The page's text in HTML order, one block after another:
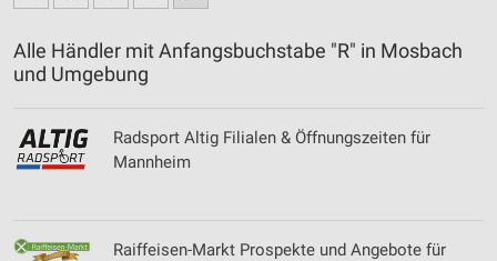
Alle Händler mit Anfangsbuchstabe "R" in Mosbach
und Umgebung
Radsport Altig Filialen & Öffnungszeiten für
Mannheim
Raiffeisen-Markt Prospekte und Angebote für